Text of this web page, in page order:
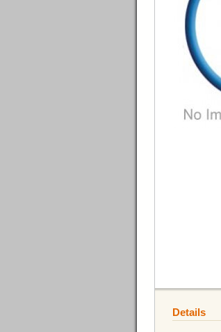
Details